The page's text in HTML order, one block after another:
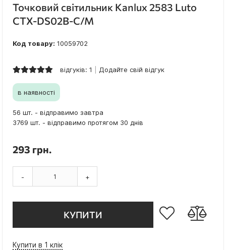
Точковий світильник Kanlux 2583 Luto
CTX-DS02B-C/M
Код товару: 10059702
відгуків: 1 Додайте свій відгук
в наявності
56 шт. - відправимо завтра
3769 шт. - відправимо протягом 30 днів
293 грн.
- +
КУПИТИ
Купити в 1 клік